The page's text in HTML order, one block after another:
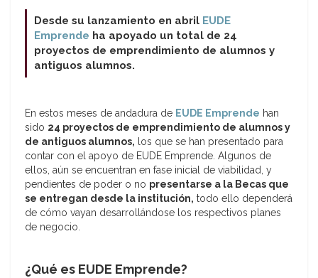
Desde su lanzamiento en abril EUDE
Emprende ha apoyado un total de 24
proyectos de emprendimiento de alumnos y
antiguos alumnos.
En estos meses de andadura de EUDE Emprende han
sido 24 proyectos de emprendimiento de alumnos y
de antiguos alumnos, los que se han presentado para
contar con el apoyo de EUDE Emprende. Algunos de
ellos, aún se encuentran en fase inicial de viabilidad, y
pendientes de poder o no presentarse a la Becas que
se entregan desde la institución, todo ello dependerá
de cómo vayan desarrollándose los respectivos planes
de negocio.
¿Qué es EUDE Emprende?